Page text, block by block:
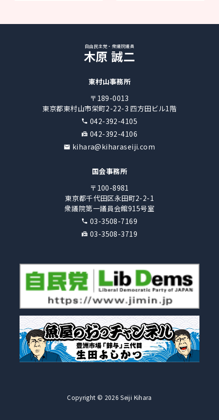
自由民主党・衆議院議員
木原 誠二
東村山事務所
〒189-0013
東京都東村山市栄町2-22-3 四方田ビル1階
042-392-4105
042-392-4106
kihara@kiharaseiji.com
国会事務所
〒100-8981
東京都千代田区永田町2-2-1
衆議院第一議員会館915号室
03-3508-7169
03-3508-3719
Copyright © 2026 Seiji Kihara